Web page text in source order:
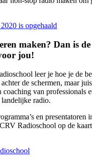
is opgehaald
maken? Dan is de
jou!
leer je hoe je de
de schermen, maar
van professionals
radio.
en presentatoren
Radioschool op de